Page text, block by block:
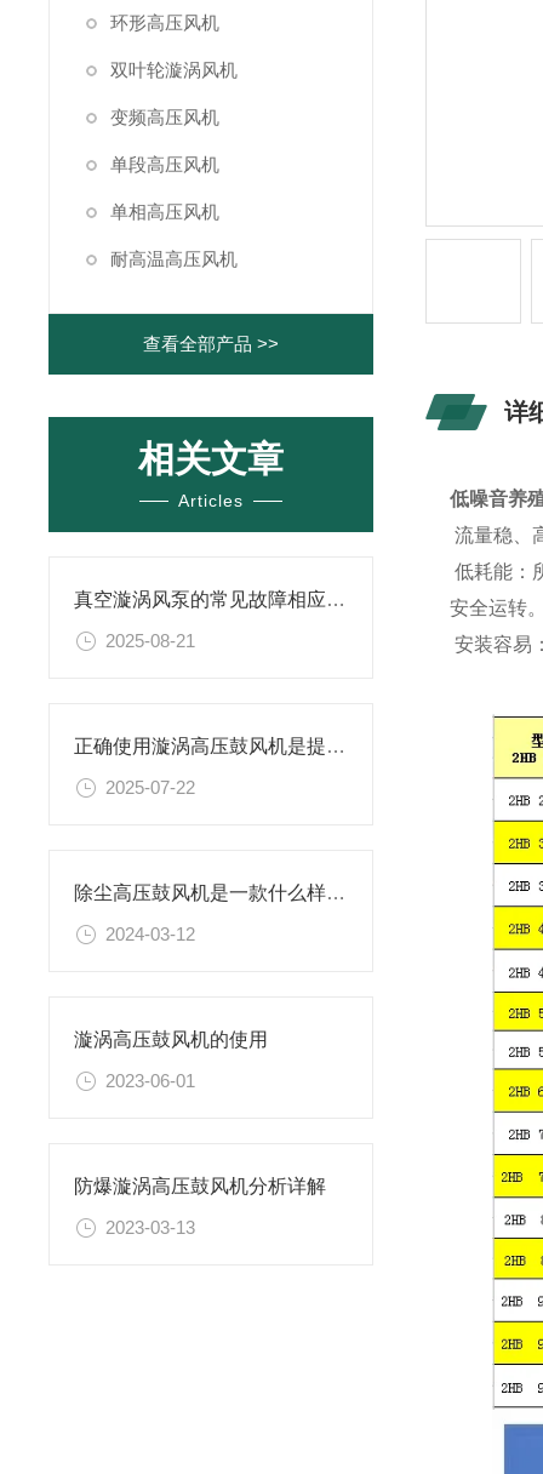
环形高压风机
双叶轮漩涡风机
变频高压风机
单段高压风机
单相高压风机
耐高温高压风机
查看全部产品 >>
相关文章
Articles
真空漩涡风泵的常见故障相应解决方案分享
2025-08-21
正确使用漩涡高压鼓风机是提升效率与安全性的关键
2025-07-22
除尘高压鼓风机是一款什么样的设备
2024-03-12
漩涡高压鼓风机的使用
2023-06-01
防爆漩涡高压鼓风机分析详解
2023-03-13
详
低噪音养
流量稳、
低耗能：
安全运转
安装容易